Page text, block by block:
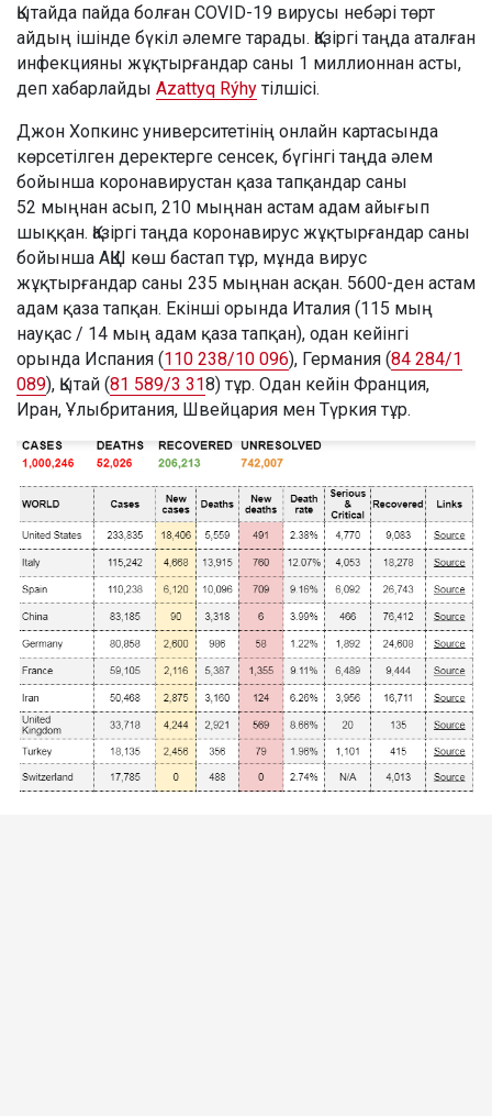
Қытайда пайда болған COVID-19 вирусы небәрі төрт
айдың ішінде бүкіл әлемге тарады. Қазіргі таңда аталған
инфекцияны жұқтырғандар саны 1 миллионнан асты,
деп хабарлайды Azattyq Rýhy тілшісі.
Джон Хопкинс университетінің онлайн картасында
көрсетілген деректерге сенсек, бүгінгі таңда әлем
бойынша коронавирустан қаза тапқандар саны
52 мыңнан асып, 210 мыңнан астам адам айығып
шыққан. Қазіргі таңда коронавирус жұқтырғандар саны
бойынша АҚШ көш бастап тұр, мұнда вирус
жұқтырғандар саны 235 мыңнан асқан. 5600-ден астам
адам қаза тапқан. Екінші орында Италия (115 мың
науқас / 14 мың адам қаза тапқан), одан кейінгі
орында Испания (110 238/10 096), Германия (84 284/1
089), Қытай (81 589/3 318) тұр. Одан кейін Франция,
Иран, Ұлыбритания, Швейцария мен Түркия тұр.